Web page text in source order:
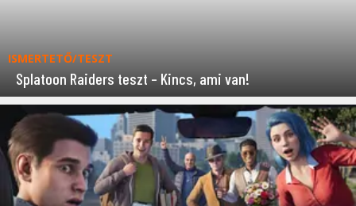
ISMERTETŐ/TESZT
Splatoon Raiders teszt – Kincs, ami van!